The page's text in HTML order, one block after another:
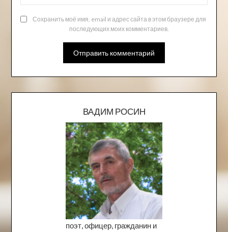
Сохранить моё имя, email и адрес сайта в этом браузере для
последующих моих комментариев.
ВАДИМ РОСИН
поэт, офицер, гражданин и